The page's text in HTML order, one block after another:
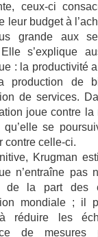
ceux-ci
leur budget à
grande aux
Elle s’explique
: la productivité
production de
de services.
joue contre la
qu’elle se
contre celle-ci.
Krugman
n’entraîne pas
de la part des
mondiale ; il
réduire les
de mesures